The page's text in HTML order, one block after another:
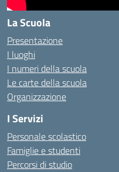
La Scuola
Presentazione
I luoghi
I numeri della scuola
Le carte della scuola
Organizzazione
I Servizi
Personale scolastico
Famiglie e studenti
Percorsi di studio